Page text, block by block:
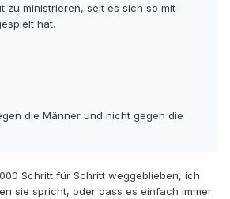
zu ministrieren, seit es sich so mit
hat.
die Männer und nicht gegen die
Schritt für Schritt weggeblieben, ich
sie spricht, oder dass es einfach immer